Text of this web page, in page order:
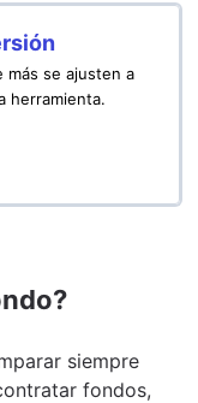
más se ajusten a
herramienta.
siempre
fondos,